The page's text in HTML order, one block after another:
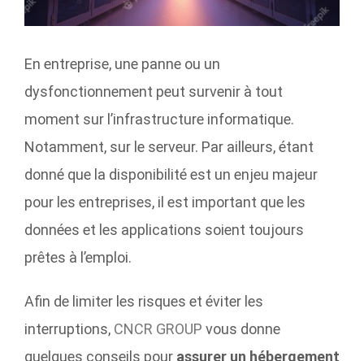
En entreprise, une panne ou un
dysfonctionnement peut survenir à tout
moment sur l’infrastructure informatique.
Notamment, sur le serveur. Par ailleurs, étant
donné que la disponibilité est un enjeu majeur
pour les entreprises, il est important que les
données et les applications soient toujours
prêtes à l’emploi.
Afin de limiter les risques et éviter les
interruptions, CNCR GROUP vous donne
quelques conseils pour assurer un hébergement